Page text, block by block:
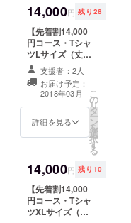
ニックネームで
もかまいません
が著作権を侵害
するものや公序
良俗 に反する
お名前はお受け
できません。
また会社名・団
体名はお断りさ
す。 ＋第四胃袋
ギアラCD
せ替えDVDジャ
ケット （クラウ
ドファンディン
グ限定・加藤礼
次朗先生による
描き下ろし） ＋
電エース特製
ワッペン ＋エン
ドロールにお名
者のみ） ※リ
ターン決済時画
でご希望の方は
必ず入力をお
願いいたしま
す。
14,000円 残り28
【先着割14,000
円コース・Tシャ
ツLサイズ（丈
71/幅52.5/袖丈
20.5）×限定
30】 15,000円
のリターンを
14,000円でご購
入いただけま
せ替えDVDジャ
ケット （クラウ
ドファンディン
グ限定・加藤礼
次朗先生による
支援者：2人
お届け予定：
2018年03月
詳細を見る
こ
の
リ
タ
ー
ン
を
選
択
す
る
14,000円 残り10
【先着割14,000
円コース・Tシャ
ツXLサイズ（丈